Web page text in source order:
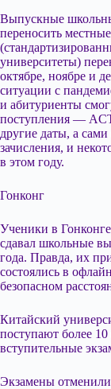
Выпускные
переносить
университеты)
октябре, ноябре и
ситуации с
и абитуриенты
поступления —
другие даты, а
зачисления, и
в этом году.
Гонконг
Ученики в
сдавал школьные
года. Правда, их
состоялись в
безопасном
Китайский
поступают более
вступительные
Экзамены отменили